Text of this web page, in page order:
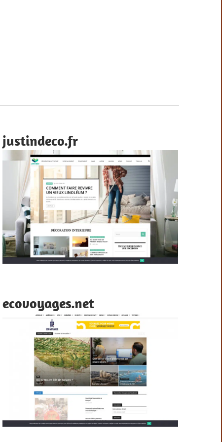
justindeco.fr
ecovoyages.net